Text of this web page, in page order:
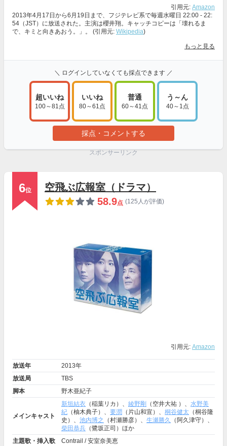
引用元: Amazon
2013年4月17日から6月19日まで、フジテレビ系で毎週水曜日 22:00 - 22:
54（JST）に放送された。主演は櫻井翔。キャッチコピーは「壊れるま
で、キミと向きあおう。」。 (引用元: Wikipedia)
もっと見る
＼ ログインしていなくても採点できます ／
超いいね
100～81点
いいね
80～61点
普通
60～41点
う～ん
40～1点
採点・コメントする
スポンサーリンク
6位
空飛ぶ広報室（ドラマ）
58.9点 (125人が評価)
引用元: Amazon
放送年
2013年
放送局
TBS
脚本
野木亜紀子
メインキャスト
新垣結衣 （稲葉リカ）、 綾野剛 （空井大祐 ）、 水野美
紀 （柚木典子）、 要潤 （片山和宣）、 桐谷健太 （桐谷隆
史）、 池内博之 （村瀬勝彦）、 生瀬勝久
（阿久津守）、
柴田恭兵 （鷺坂正司）ほか
主題歌・挿入歌
Contrail / 安室奈美恵